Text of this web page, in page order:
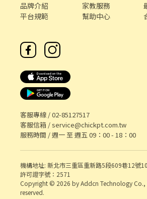
品牌介紹 家教服務
平台規範
幫助中心
客服專線 /02-85127517
客服信箱 /service@chickpt.com.tw
服務時間 / 週一 至 週五 09：00 - 18：00
機構地址: 新北市三重區重新路5段609巷12號
許可證字號：2571
Copyright © 2026 by Addcn Technology Co.,
reserved.